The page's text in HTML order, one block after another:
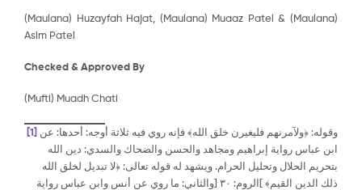
(Maulana) Huzayfah Hajat, (Maulana) Muaaz Patel & (Maulana)
Asim Patel
Checked & Approved By
(Mufti) Muadh Chati
[1]
ابن عباس رواية إبراهيم ومجاهد والحسن والضحاك والسدي: دين الله
بتحريم الحلال وتحليل الحرام. ويشهد له قوله تعالى: ﴿لا تبديل لخلق الله
ذلك الدين القيم﴾ ]الروم: ٣٠ [والثاني: ما روي عن أنس وابن عباس رواية